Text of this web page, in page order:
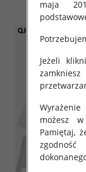
szczegóły
maja
Jeżeli
możesz
Pamiętaj,